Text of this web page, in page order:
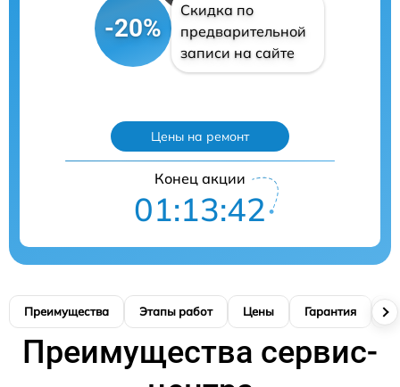
-20%
Скидка по
предварительной
записи на сайте
Цены на ремонт
Конец акции
01:13:41
Преимущества Этапы работ Цены Гарантия
Преимущества сервис-